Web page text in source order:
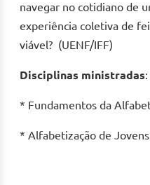
navegar no cotidiano de
experiência coletiva de
viável? (UENF/IFF)
Disciplinas ministradas:
* Fundamentos da
* Alfabetização de